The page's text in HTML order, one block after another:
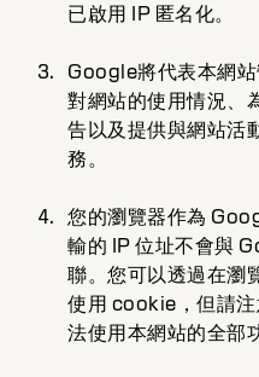
已啟用 IP 匿名化。
Google將代表本網
對網站的使用情況、
告以及提供與網站活
務。
您的瀏覽器作為
輸的 IP 位址不會與
聯。您可以透過在瀏
使用 cookie，但請
法使用本網站的全部